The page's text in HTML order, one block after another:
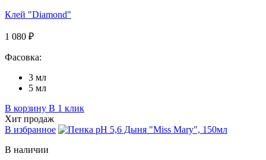
Клей "Diamond"
1 080 ₽
Фасовка:
3 мл
5 мл
В корзину В 1 клик
Хит продаж
В избранное
В наличии